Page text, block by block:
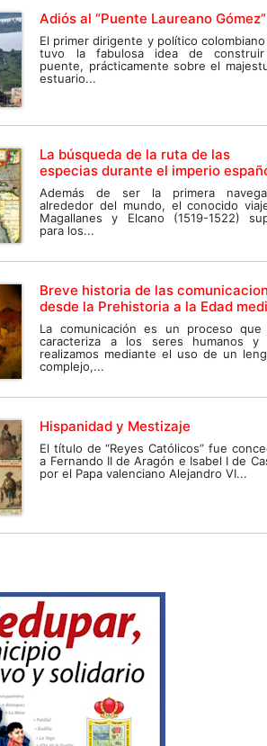
Adiós al “Puente Laureano Gómez”
El primer dirigente y político
tuvo la fabulosa idea de
puente, prácticamente sobre el
estuario...
La búsqueda de la ruta de las
especias durante el imperio
Además de ser la primera
alrededor del mundo, el conocido
Magallanes y Elcano (1519-1522)
para los...
Breve historia de las
desde la Prehistoria a la Edad
La comunicación es un proceso que
caracteriza a los seres humanos y
realizamos mediante el uso de un
complejo,...
Hispanidad y Mestizaje
El título de “Reyes Católicos” fue
a Fernando II de Aragón e Isabel I de
por el Papa valenciano Alejandro VI...